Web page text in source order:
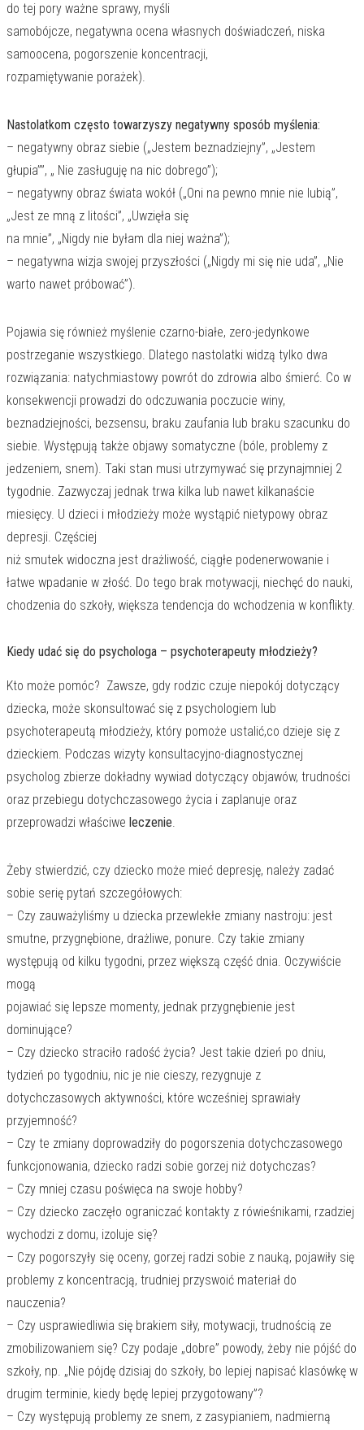
do tej pory ważne sprawy, myśli
samobójcze, negatywna ocena własnych doświadczeń, niska
samoocena, pogorszenie koncentracji,
rozpamiętywanie porażek).
Nastolatkom często towarzyszy negatywny sposób myślenia:
– negatywny obraz siebie („Jestem beznadziejny”, „Jestem
głupia””, „ Nie zasługuję na nic dobrego”);
– negatywny obraz świata wokół („Oni na pewno mnie nie lubią”,
„Jest ze mną z litości”, „Uwzięła się
na mnie”, „Nigdy nie byłam dla niej ważna”);
– negatywna wizja swojej przyszłości („Nigdy mi się nie uda”, „Nie
warto nawet próbować”).
Pojawia się również myślenie czarno-białe, zero-jedynkowe
postrzeganie wszystkiego. Dlatego nastolatki widzą tylko dwa
rozwiązania: natychmiastowy powrót do zdrowia albo śmierć. Co w
konsekwencji prowadzi do odczuwania poczucie winy,
beznadziejności, bezsensu, braku zaufania lub braku szacunku do
siebie. Występują także objawy somatyczne (bóle, problemy z
jedzeniem, snem). Taki stan musi utrzymywać się przynajmniej 2
tygodnie. Zazwyczaj jednak trwa kilka lub nawet kilkanaście
miesięcy. U dzieci i młodzieży może wystąpić nietypowy obraz
depresji. Częściej
niż smutek widoczna jest drażliwość, ciągłe podenerwowanie i
łatwe wpadanie w złość. Do tego brak motywacji, niechęć do nauki,
chodzenia do szkoły, większa tendencja do wchodzenia w konflikty.
Kiedy udać się do psychologa – psychoterapeuty młodzieży?
Kto może pomóc? Zawsze, gdy rodzic czuje niepokój dotyczący
dziecka, może skonsultować się z psychologiem lub
psychoterapeutą młodzieży, który pomoże ustalić,co dzieje się z
dzieckiem. Podczas wizyty konsultacyjno-diagnostycznej
psycholog zbierze dokładny wywiad dotyczący objawów, trudności
oraz przebiegu dotychczasowego życia i zaplanuje oraz
przeprowadzi właściwe leczenie.
Żeby stwierdzić, czy dziecko może mieć depresję, należy zadać
sobie serię pytań szczegółowych:
– Czy zauważyliśmy u dziecka przewlekłe zmiany nastroju: jest
smutne, przygnębione, drażliwe, ponure. Czy takie zmiany
występują od kilku tygodni, przez większą część dnia. Oczywiście
mogą
pojawiać się lepsze momenty, jednak przygnębienie jest
dominujące?
– Czy dziecko straciło radość życia? Jest takie dzień po dniu,
tydzień po tygodniu, nic je nie cieszy, rezygnuje z
dotychczasowych aktywności, które wcześniej sprawiały
przyjemność?
– Czy te zmiany doprowadziły do pogorszenia dotychczasowego
funkcjonowania, dziecko radzi sobie gorzej niż dotychczas?
– Czy mniej czasu poświęca na swoje hobby?
– Czy dziecko zaczęło ograniczać kontakty z rówieśnikami, rzadziej
wychodzi z domu, izoluje się?
– Czy pogorszyły się oceny, gorzej radzi sobie z nauką, pojawiły się
problemy z koncentracją, trudniej przyswoić materiał do
nauczenia?
– Czy usprawiedliwia się brakiem siły, motywacji, trudnością ze
zmobilizowaniem się? Czy podaje „dobre” powody, żeby nie pójść do
szkoły, np. „Nie pójdę dzisiaj do szkoły, bo lepiej napisać klasówkę w
drugim terminie, kiedy będę lepiej przygotowany”?
– Czy występują problemy ze snem, z zasypianiem, nadmierną